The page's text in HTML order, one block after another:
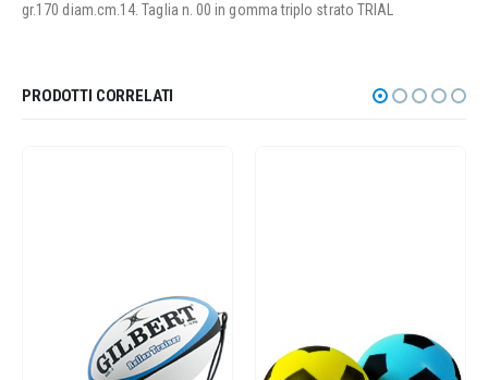
gr.170 diam.cm.14. Taglia n. 00 in gomma triplo strato TRIAL
PRODOTTI CORRELATI